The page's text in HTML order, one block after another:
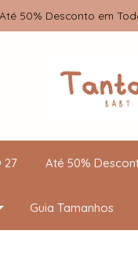
50% Desconto em
27 Até 50%
Guia Tamanhos